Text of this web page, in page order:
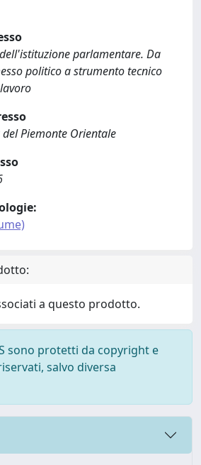
parlamentare. Da
politico a strumento tecnico
Piemonte Orientale
a questo prodotto.
sono protetti da copyright e
salvo diversa